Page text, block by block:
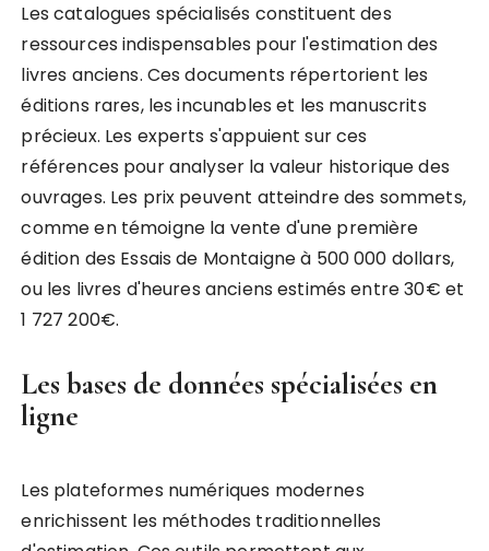
Les catalogues spécialisés constituent des
ressources indispensables pour l'estimation des
livres anciens. Ces documents répertorient les
éditions rares, les incunables et les manuscrits
précieux. Les experts s'appuient sur ces
références pour analyser la valeur historique des
ouvrages. Les prix peuvent atteindre des sommets,
comme en témoigne la vente d'une première
édition des Essais de Montaigne à 500 000 dollars,
ou les livres d'heures anciens estimés entre 30€ et
1 727 200€.
Les bases de données spécialisées en
ligne
Les plateformes numériques modernes
enrichissent les méthodes traditionnelles